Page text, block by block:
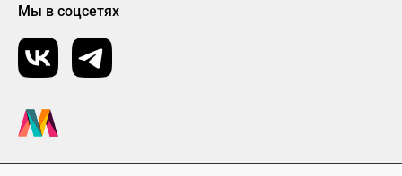
Мы в соцсетях